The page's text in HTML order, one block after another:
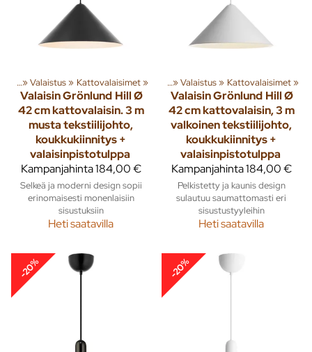
‪»Valaistus‪» Kattovalaisimet‪»
Valaisin Grönlund Hill Ø
42 cm kattovalaisin. 3 m
musta tekstiilijohto,
koukkukiinnitys +
valaisinpistotulppa
Kampanjahinta184,00 €
Selkeä ja moderni design sopii
erinomaisesti monenlaisiin
sisustuksiin
Heti saatavilla
Tuoteryhmiä ja tuotteita‪» Sisusta‪»Valaistus‪» Kattovalaisimet‪»
Valaisin Grönlund Hill Ø
42 cm kattovalaisin, 3 m
valkoinen tekstiilijohto,
koukkukiinnitys +
valaisinpistotulppa
Kampanjahinta184,00 €
Pelkistetty ja kaunis design
sulautuu saumattomasti eri
sisustustyyleihin
Heti saatavilla
-20% -20%